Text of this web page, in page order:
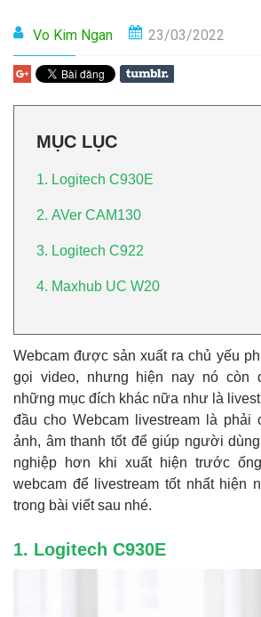
Vo Kim Ngan 23/03/2022
MỤC LỤC
1. Logitech C930E
2. AVer CAM130
3. Logitech C922
4. Maxhub UC W20
Webcam được sản xuất ra chủ yếu
gọi video, nhưng hiện nay nó còn
những mục đích khác nữa như là
đầu cho Webcam livestream là phải
ảnh, âm thanh tốt để giúp người
nghiệp hơn khi xuất hiện trước
webcam để livestream tốt nhất hiện
trong bài viết sau nhé.
1. Logitech C930E